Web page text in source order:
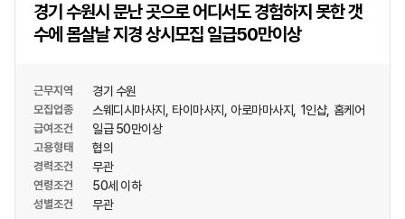
경기 수원시 문난 곳으로 어디서도 경험하지 못한 갯
수에 몸살날 지경 상시모집 일급50만이상
근무지역 경기 수원
모집업종 스웨디시마사지 타이마사지 아로마마사지 1인샵 홈케어
급여조건 일급 50만이상
고용형태 협의
경력조건 무관
연령조건 50세 이하
성별조건 무관